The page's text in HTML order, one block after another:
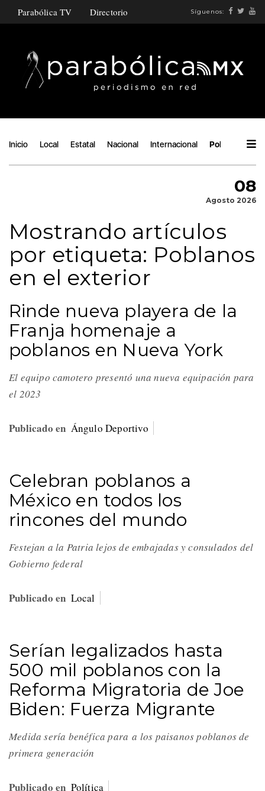
Parabólica TV Directorio Síguenos:
Inicio Local Estatal Nacional Internacional Política
08
Agosto 2026
Mostrando artículos
por etiqueta: Poblanos
en el exterior
Rinde nueva playera de la
Franja homenaje a
poblanos en Nueva York
El equipo camotero presentó una nueva equipación para
el 2023
Publicado en Ángulo Deportivo
Celebran poblanos a
México en todos los
rincones del mundo
Festejan a la Patria lejos de embajadas y consulados del
Gobierno federal
Publicado en Local
Serían legalizados hasta
500 mil poblanos con la
Reforma Migratoria de Joe
Biden: Fuerza Migrante
Medida sería benéfica para a los paisanos poblanos de
primera generación
Publicado en Política